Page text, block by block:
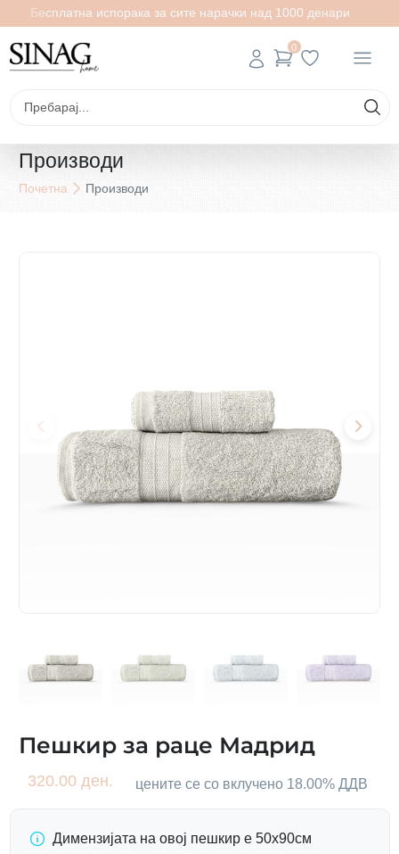
Бесплатна испорака за сите нарачки над 1000 денари
0
Производи
Почетна Производи
Пешкир за раце Мадрид
320.00 ден. цените се со вклучено 18.00% ДДВ
Димензијата на овој пешкир е 50x90см